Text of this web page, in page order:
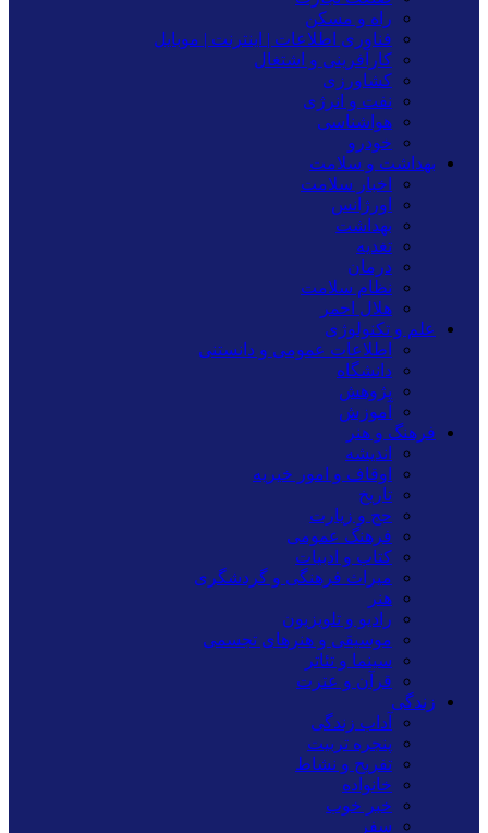
راه و مسکن
فناوری اطلاعات | اینترنت | موبایل
کارآفرینی و اشتغال
کشاورزی
نفت و انرژی
هواشناسی
خودرو
بهداشت و سلامت
اخبار سلامت
اورژانس
بهداشت
تغدیه
درمان
نظام سلامت
هلال احمر
علم و تکنولوژی
اطلاعات عمومی و دانستنی
دانشگاه
پژوهش
آموزش
فرهنگ و هنر
اندیشه
اوقاف و امور خیریه
تاریخ
حج و زیارت
فرهنگ عمومی
کتاب و ادبیات
میراث فرهنگی و گردشگری
هنر
رادیو و تلویزیون
موسیقی و هنرهای تجسمی
سینما و تئاتر
قرآن و عترت
زندگی
آداب زندگی
پنجره تربیت
تفریح و نشاط
خانواده
خبر خوب
سفر